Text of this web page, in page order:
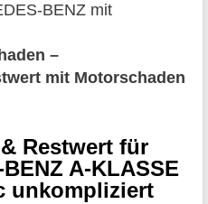
BENZ mit
–
mit Motorschaden
Restwert für
A-KLASSE
unkompliziert